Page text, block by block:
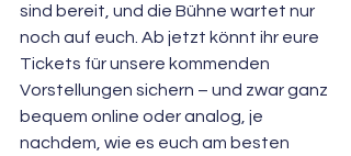
sind bereit, und die Bühne wartet nur
noch auf euch. Ab jetzt könnt ihr eure
Tickets für unsere kommenden
Vorstellungen sichern – und zwar ganz
bequem online oder analog, je
nachdem, wie es euch am besten